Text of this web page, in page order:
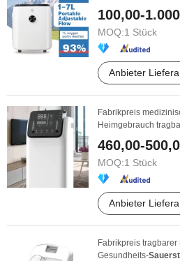
100,00-
MOQ:1 Stück
Anbieter
Fabrikpreis
Heimgebrauch
460,00-
MOQ:1 Stück
Anbieter
Fabrikpreis
Gesundheits-